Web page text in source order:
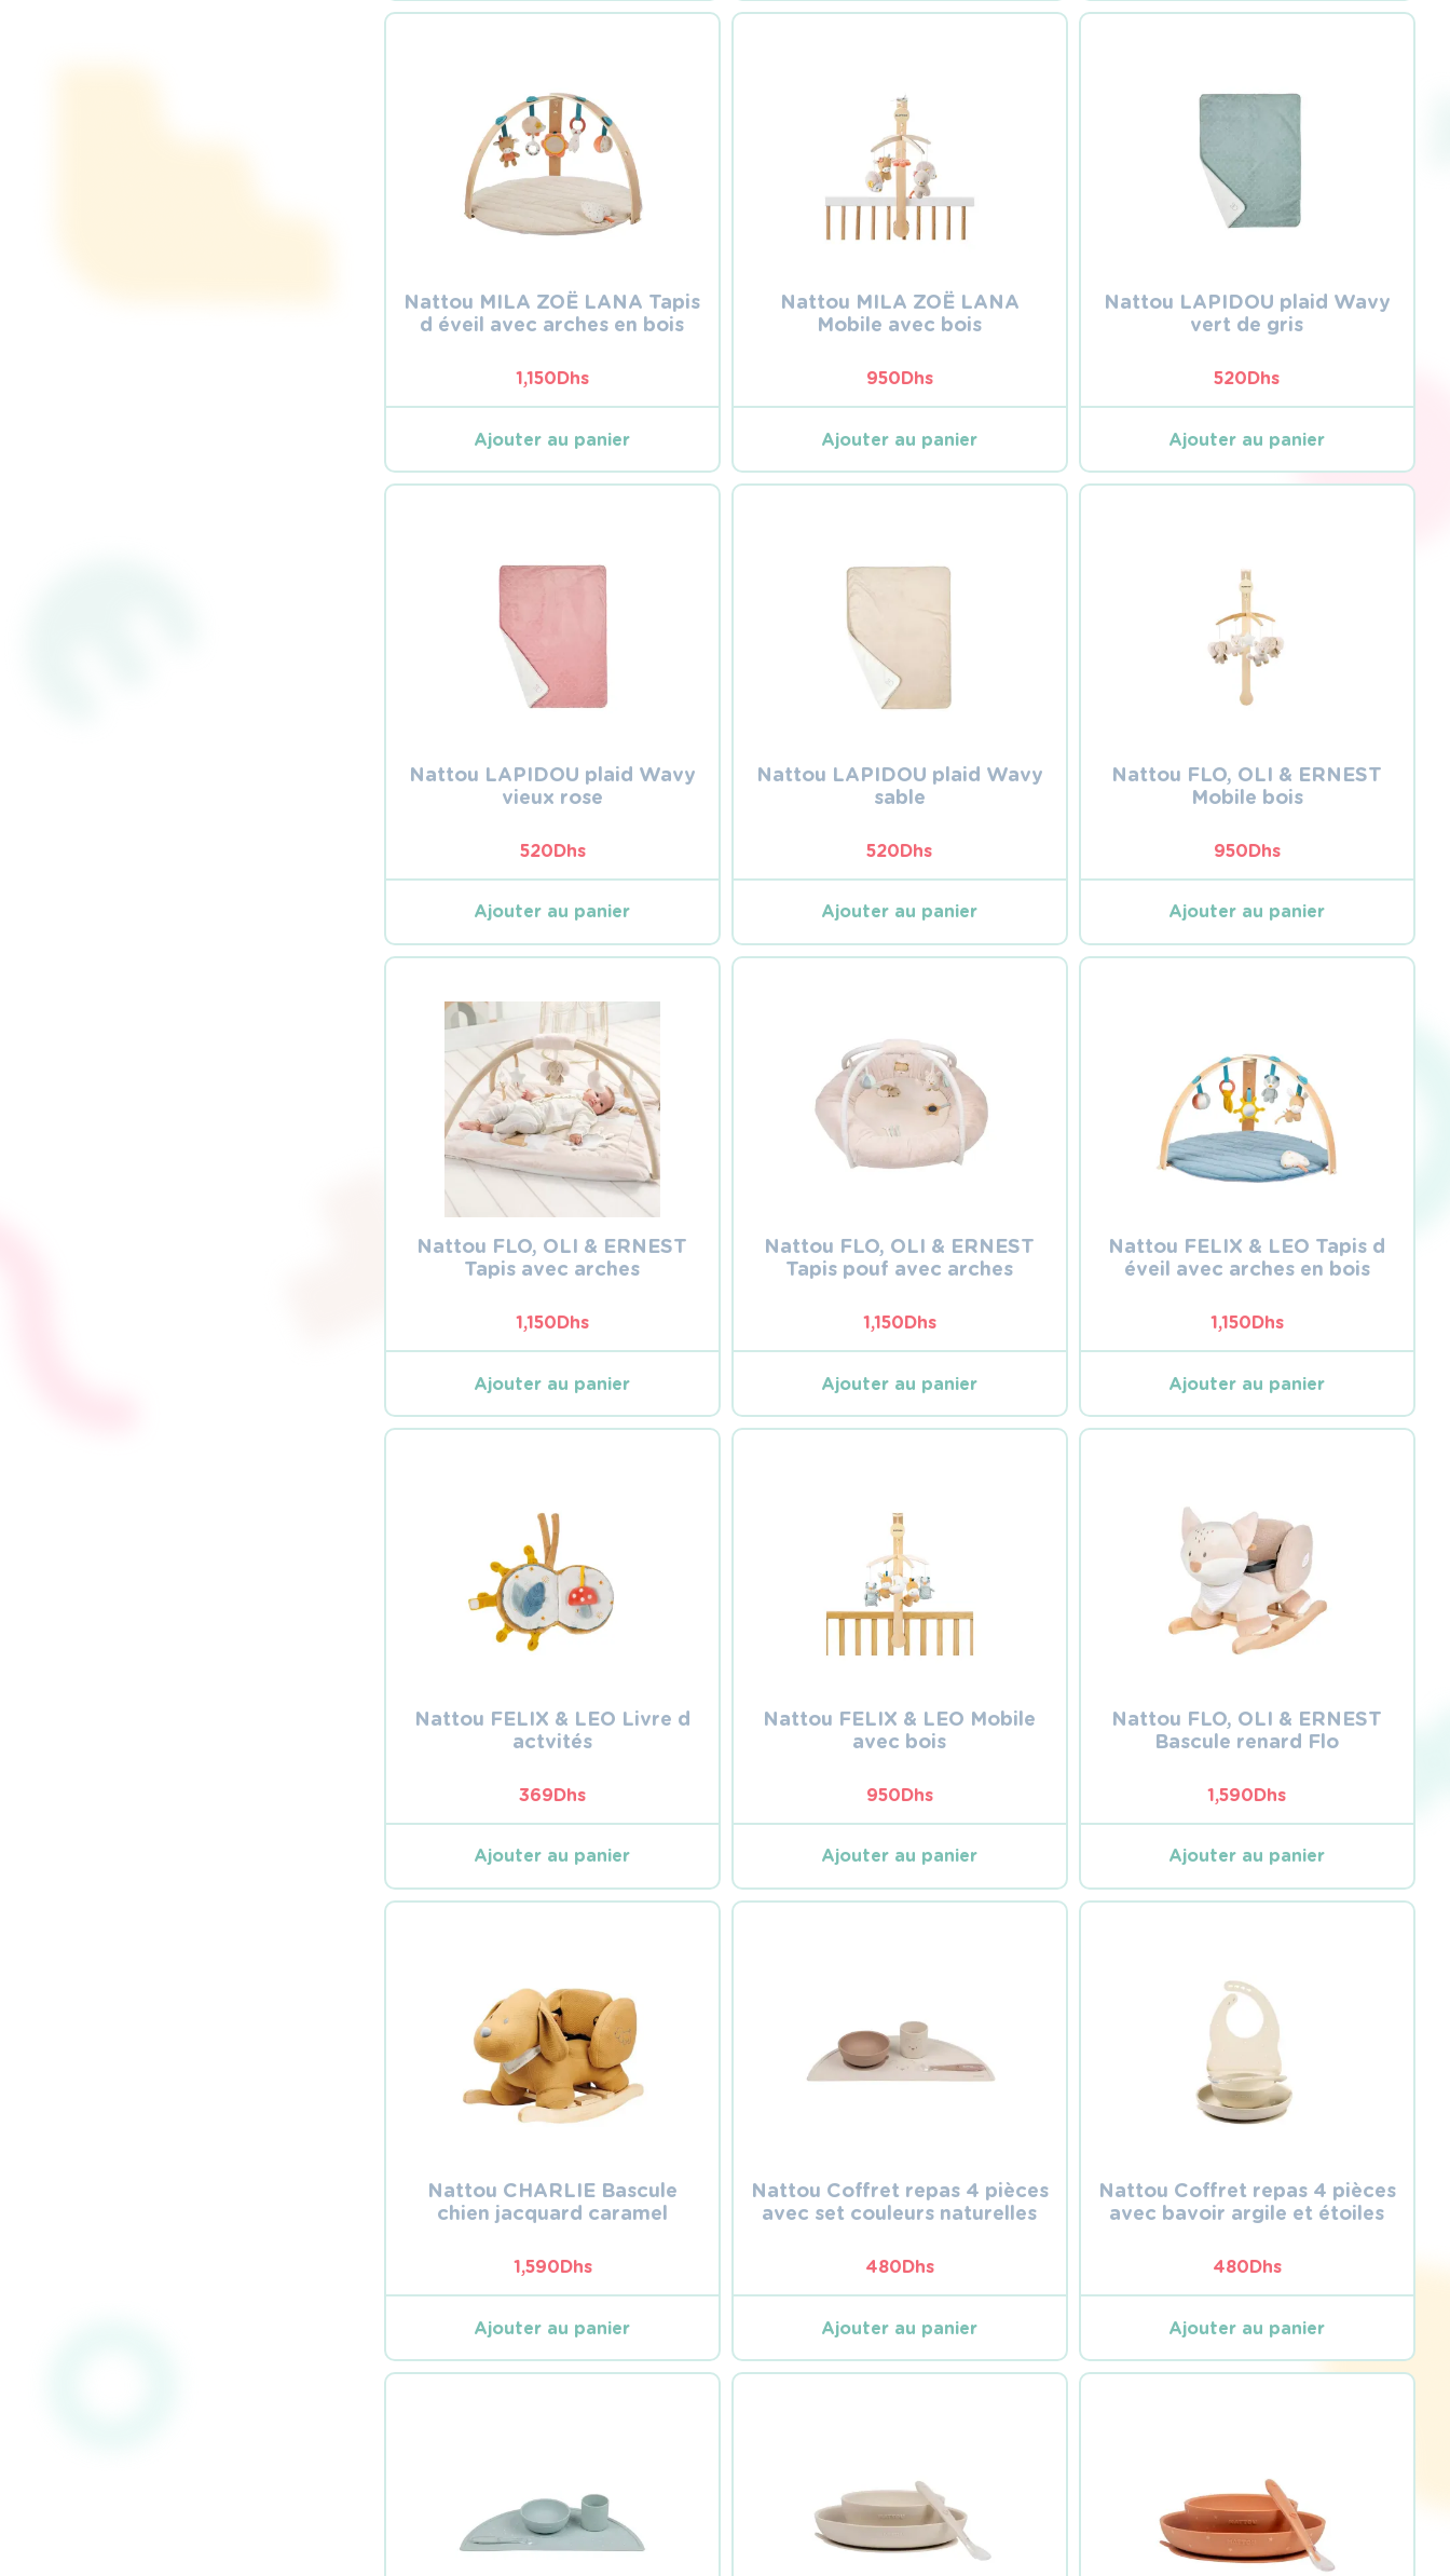
Nattou MILA ZOË LANA Tapis
d éveil avec arches en bois
1,150Dhs
Ajouter au panier
Nattou MILA ZOË LANA
Mobile avec bois
950Dhs
Ajouter au panier
Nattou LAPIDOU plaid Wavy
vert de gris
520Dhs
Ajouter au panier
Nattou LAPIDOU plaid Wavy
vieux rose
520Dhs
Ajouter au panier
Nattou LAPIDOU plaid Wavy
sable
520Dhs
Ajouter au panier
Nattou FLO, OLI & ERNEST
Mobile bois
950Dhs
Ajouter au panier
Nattou FLO, OLI & ERNEST
Tapis avec arches
1,150Dhs
Ajouter au panier
Nattou FLO, OLI & ERNEST
Tapis pouf avec arches
1,150Dhs
Ajouter au panier
Nattou FELIX & LEO Tapis d
éveil avec arches en bois
1,150Dhs
Ajouter au panier
Nattou FELIX & LEO Livre d
actvités
369Dhs
Ajouter au panier
Nattou FELIX & LEO Mobile
avec bois
950Dhs
Ajouter au panier
Nattou FLO, OLI & ERNEST
Bascule renard Flo
1,590Dhs
Ajouter au panier
Nattou CHARLIE Bascule
chien jacquard caramel
1,590Dhs
Ajouter au panier
Nattou Coffret repas 4 pièces
avec set couleurs naturelles
480Dhs
Ajouter au panier
Nattou Coffret repas 4 pièces
avec bavoir argile et étoiles
480Dhs
Ajouter au panier